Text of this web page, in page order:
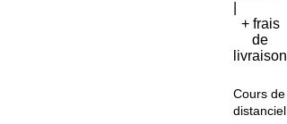
+ frais
de
livraison
Cours de
distanciel